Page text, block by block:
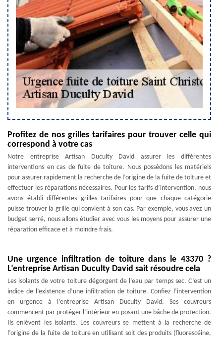
Profitez de nos grilles tarifaires pour trouver celle qui
correspond à votre cas
Notre entreprise Artisan Duculty David assurer les différentes
interventions en cas de fuite de toiture. Nous possédons les matériels
pour assurer rapidement la recherche de l’origine de la fuite de toiture et
effectuer les réparations nécessaires. Pour les tarifs d’intervention, nous
avons établi différentes grilles tarifaires pour que chaque catégorie
puisse trouver la grille qui convient à son cas. Par exemple, vous avez un
budget serré, nous allons étudier avec vous les moyens pour assurer une
réparation efficace et à moindre frais.
Une urgence infiltration de toiture dans le 43370 ?
L’entreprise Artisan Duculty David sait résoudre cela
Les isolants de votre toiture dégorgent de l’eau par temps sec. C’est un
indice de l’existence d’une infiltration de toiture. Confiez l’intervention
en urgence à l’entreprise Artisan Duculty David. Ses couvreurs
commencent par protéger l’intérieur en posant une bâche de protection.
Ils enlèvent les isolants. Les couvreurs se mettent à la recherche de
l’origine de la fuite de toiture en utilisant soit des produits (fluorescéine,